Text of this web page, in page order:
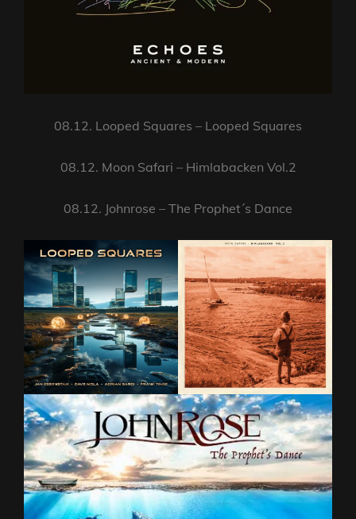
08.12. Looped Squares – Looped Squares
08.12. Moon Safari – Himlabacken Vol.2
08.12. Johnrose – The Prophet´s Dance